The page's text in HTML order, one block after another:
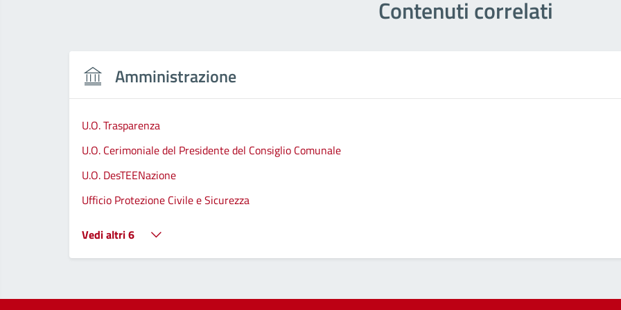
Contenuti correlati
Amministrazione
U.O. Trasparenza
U.O. Cerimoniale del Presidente del Consiglio Comunale
U.O. DesTEENazione
Ufficio Protezione Civile e Sicurezza
Vedi altri 6